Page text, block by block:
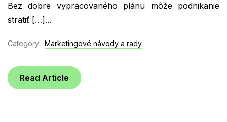
Bez dobre vypracovaného plánu môže podnikanie
stratiť […]...
Category: Marketingové návody a rady
Read Article